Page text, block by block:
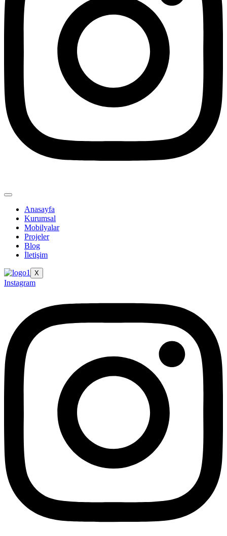
Anasayfa
Kurumsal
Mobilyalar
Projeler
Blog
İletişim
X
Instagram